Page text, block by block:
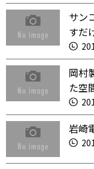
サン
すだ
岡村
た空
岩崎